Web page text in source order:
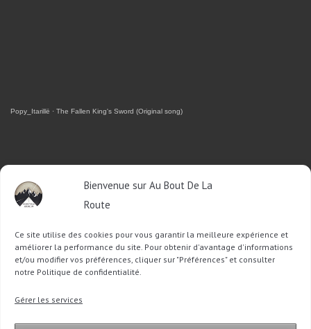
Bienvenue sur Au Bout De La
Route
Ce site utilise des cookies pour vous garantir la meilleure expérience et
améliorer la performance du site. Pour obtenir d'avantage d'informations
et/ou modifier vos préférences, cliquer sur "Préférences" et consulter
notre Politique de confidentialité.
Gérer les services
Popy_Itarillë · The Fallen King's Sword (Original song)
RETROUVEZ-MOI SUR FACEBOOK
OU SUR TWITTER
Follow @Sophie_ABDLRTweet to @Sophie_ABDLR